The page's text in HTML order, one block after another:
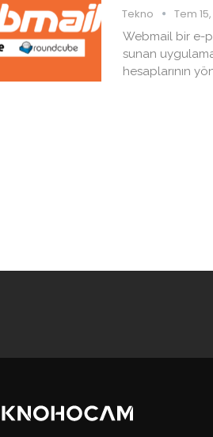
Tekno Tem
Webmail bir e-
sunan
hesaplarının